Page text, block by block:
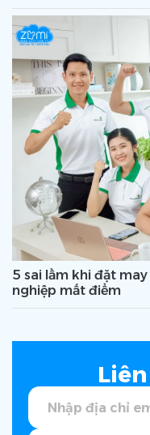
5 sai lầm khi đặt
nghiệp mất điểm